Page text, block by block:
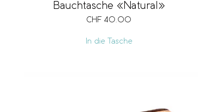
Bauchtasche «Natural»
CHF 40.00
In die Tasche